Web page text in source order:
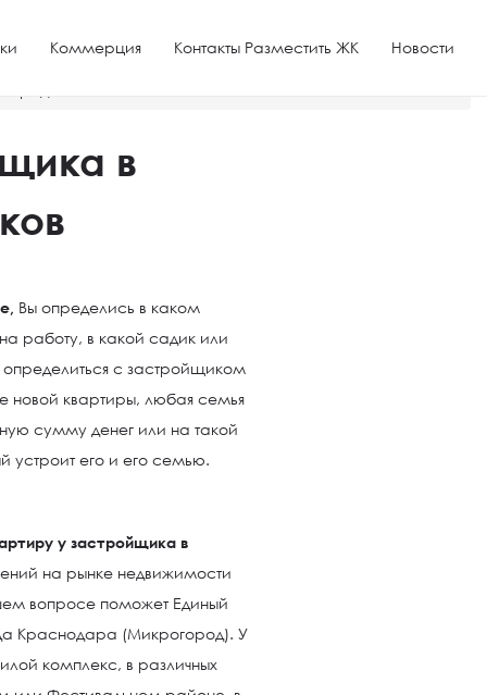
Коммерция Контакты Разместить ЖК Новости
в
Вы определись в каком
работу, в какой садик или
с застройщиком
новой квартиры, любая семья
сумму денег или на такой
устроит его и его семью.
у застройщика в
на рынке недвижимости
вопросе поможет Единый
Краснодара (Микрогород). У
комплекс, в различных